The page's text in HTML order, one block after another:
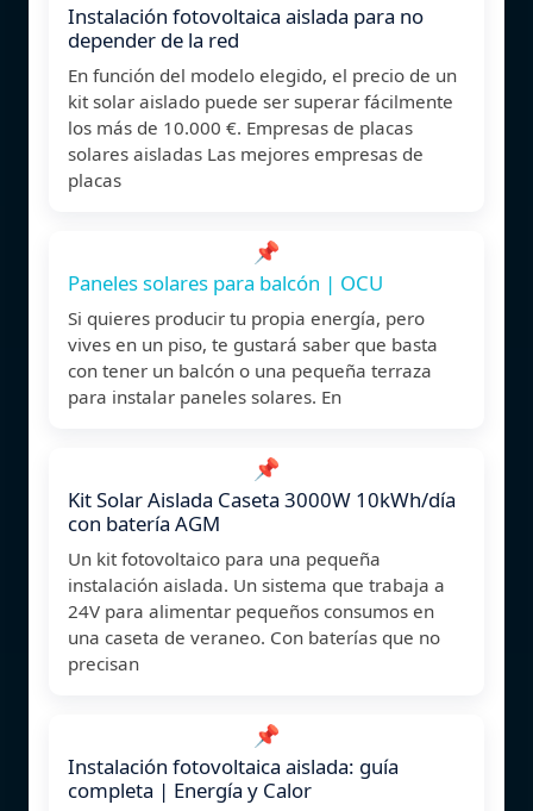
Instalación fotovoltaica aislada para no
depender de la red
En función del modelo elegido, el precio de un
kit solar aislado puede ser superar fácilmente
los más de 10.000 €. Empresas de placas
solares aisladas Las mejores empresas de
placas
📌
Paneles solares para balcón | OCU
Si quieres producir tu propia energía, pero
vives en un piso, te gustará saber que basta
con tener un balcón o una pequeña terraza
para instalar paneles solares. En
📌
Kit Solar Aislada Caseta 3000W 10kWh/día
con batería AGM
Un kit fotovoltaico para una pequeña
instalación aislada. Un sistema que trabaja a
24V para alimentar pequeños consumos en
una caseta de veraneo. Con baterías que no
precisan
📌
Instalación fotovoltaica aislada: guía
completa | Energía y Calor